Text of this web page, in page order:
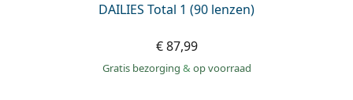
DAILIES Total 1 (90 lenzen)
€ 87,99
Gratis bezorging & op voorraad